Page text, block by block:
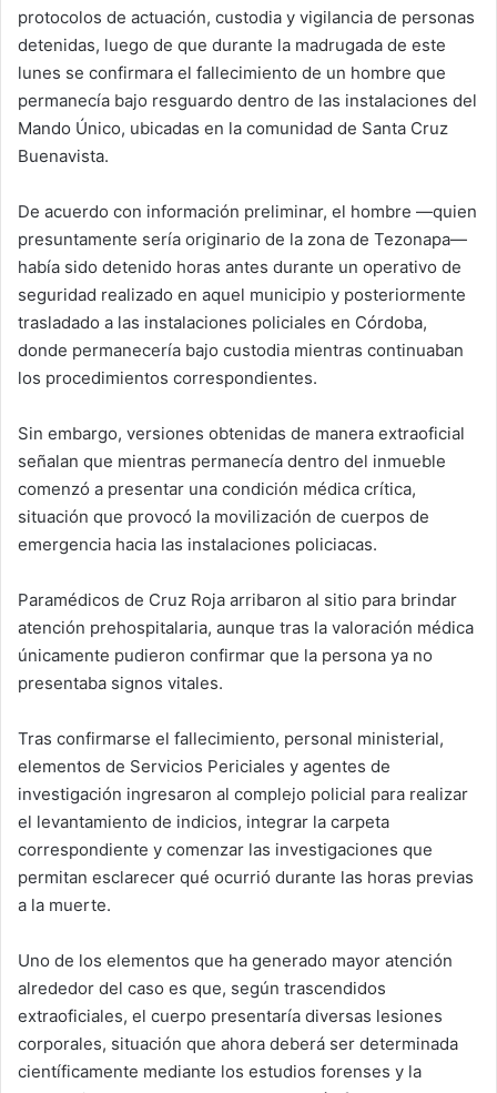
protocolos de actuación, custodia y vigilancia de personas
detenidas, luego de que durante la madrugada de este
lunes se confirmara el fallecimiento de un hombre que
permanecía bajo resguardo dentro de las instalaciones del
Mando Único, ubicadas en la comunidad de Santa Cruz
Buenavista.
De acuerdo con información preliminar, el hombre —quien
presuntamente sería originario de la zona de Tezonapa—
había sido detenido horas antes durante un operativo de
seguridad realizado en aquel municipio y posteriormente
trasladado a las instalaciones policiales en Córdoba,
donde permanecería bajo custodia mientras continuaban
los procedimientos correspondientes.
Sin embargo, versiones obtenidas de manera extraoficial
señalan que mientras permanecía dentro del inmueble
comenzó a presentar una condición médica crítica,
situación que provocó la movilización de cuerpos de
emergencia hacia las instalaciones policiacas.
Paramédicos de Cruz Roja arribaron al sitio para brindar
atención prehospitalaria, aunque tras la valoración médica
únicamente pudieron confirmar que la persona ya no
presentaba signos vitales.
Tras confirmarse el fallecimiento, personal ministerial,
elementos de Servicios Periciales y agentes de
investigación ingresaron al complejo policial para realizar
el levantamiento de indicios, integrar la carpeta
correspondiente y comenzar las investigaciones que
permitan esclarecer qué ocurrió durante las horas previas
a la muerte.
Uno de los elementos que ha generado mayor atención
alrededor del caso es que, según trascendidos
extraoficiales, el cuerpo presentaría diversas lesiones
corporales, situación que ahora deberá ser determinada
científicamente mediante los estudios forenses y la